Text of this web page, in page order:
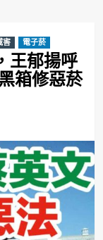
害 電子菸
王郁揚呼
箱修惡菸